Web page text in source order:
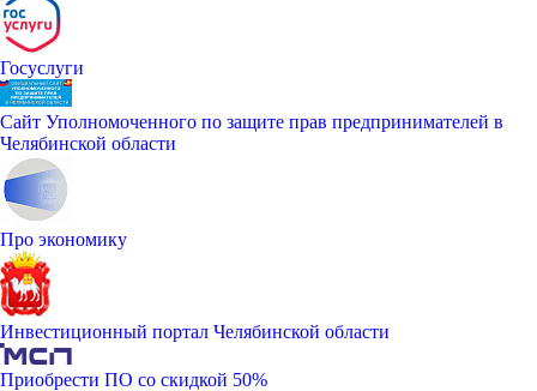
Госуслуги
Сайт Уполномоченного по защите прав предпринимателей в
Челябинской области
Про экономику
Инвестиционный портал Челябинской области
Приобрести ПО со скидкой 50%